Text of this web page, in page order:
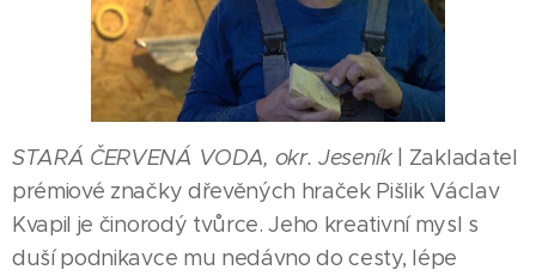
STARÁ ČERVENÁ VODA, okr. Jeseník
| Zakladatel
prémiové značky dřevěných hraček Pišlik Václav
Kvapil je činorodý tvůrce. Jeho kreativní mysl s
duší podnikavce mu nedávno do cesty, lépe